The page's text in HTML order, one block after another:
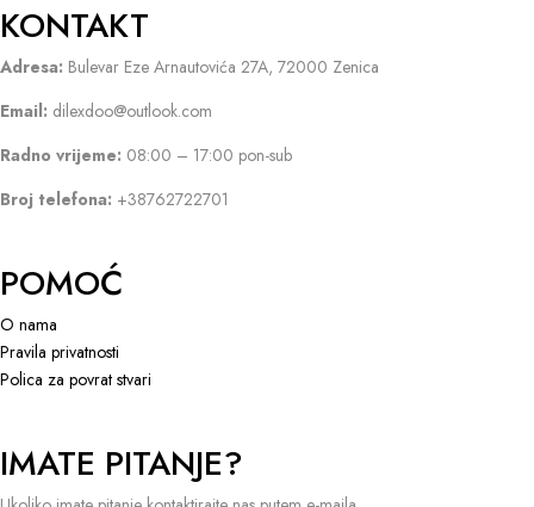
KONTAKT
Adresa: Bulevar Eze Arnautovića 27A, 72000 Zenica
Email: dilexdoo@outlook.com
Radno vrijeme: 08:00 – 17:00 pon-sub
Broj telefona: +38762722701
POMOĆ
O nama
Pravila privatnosti
Polica za povrat stvari
IMATE PITANJE?